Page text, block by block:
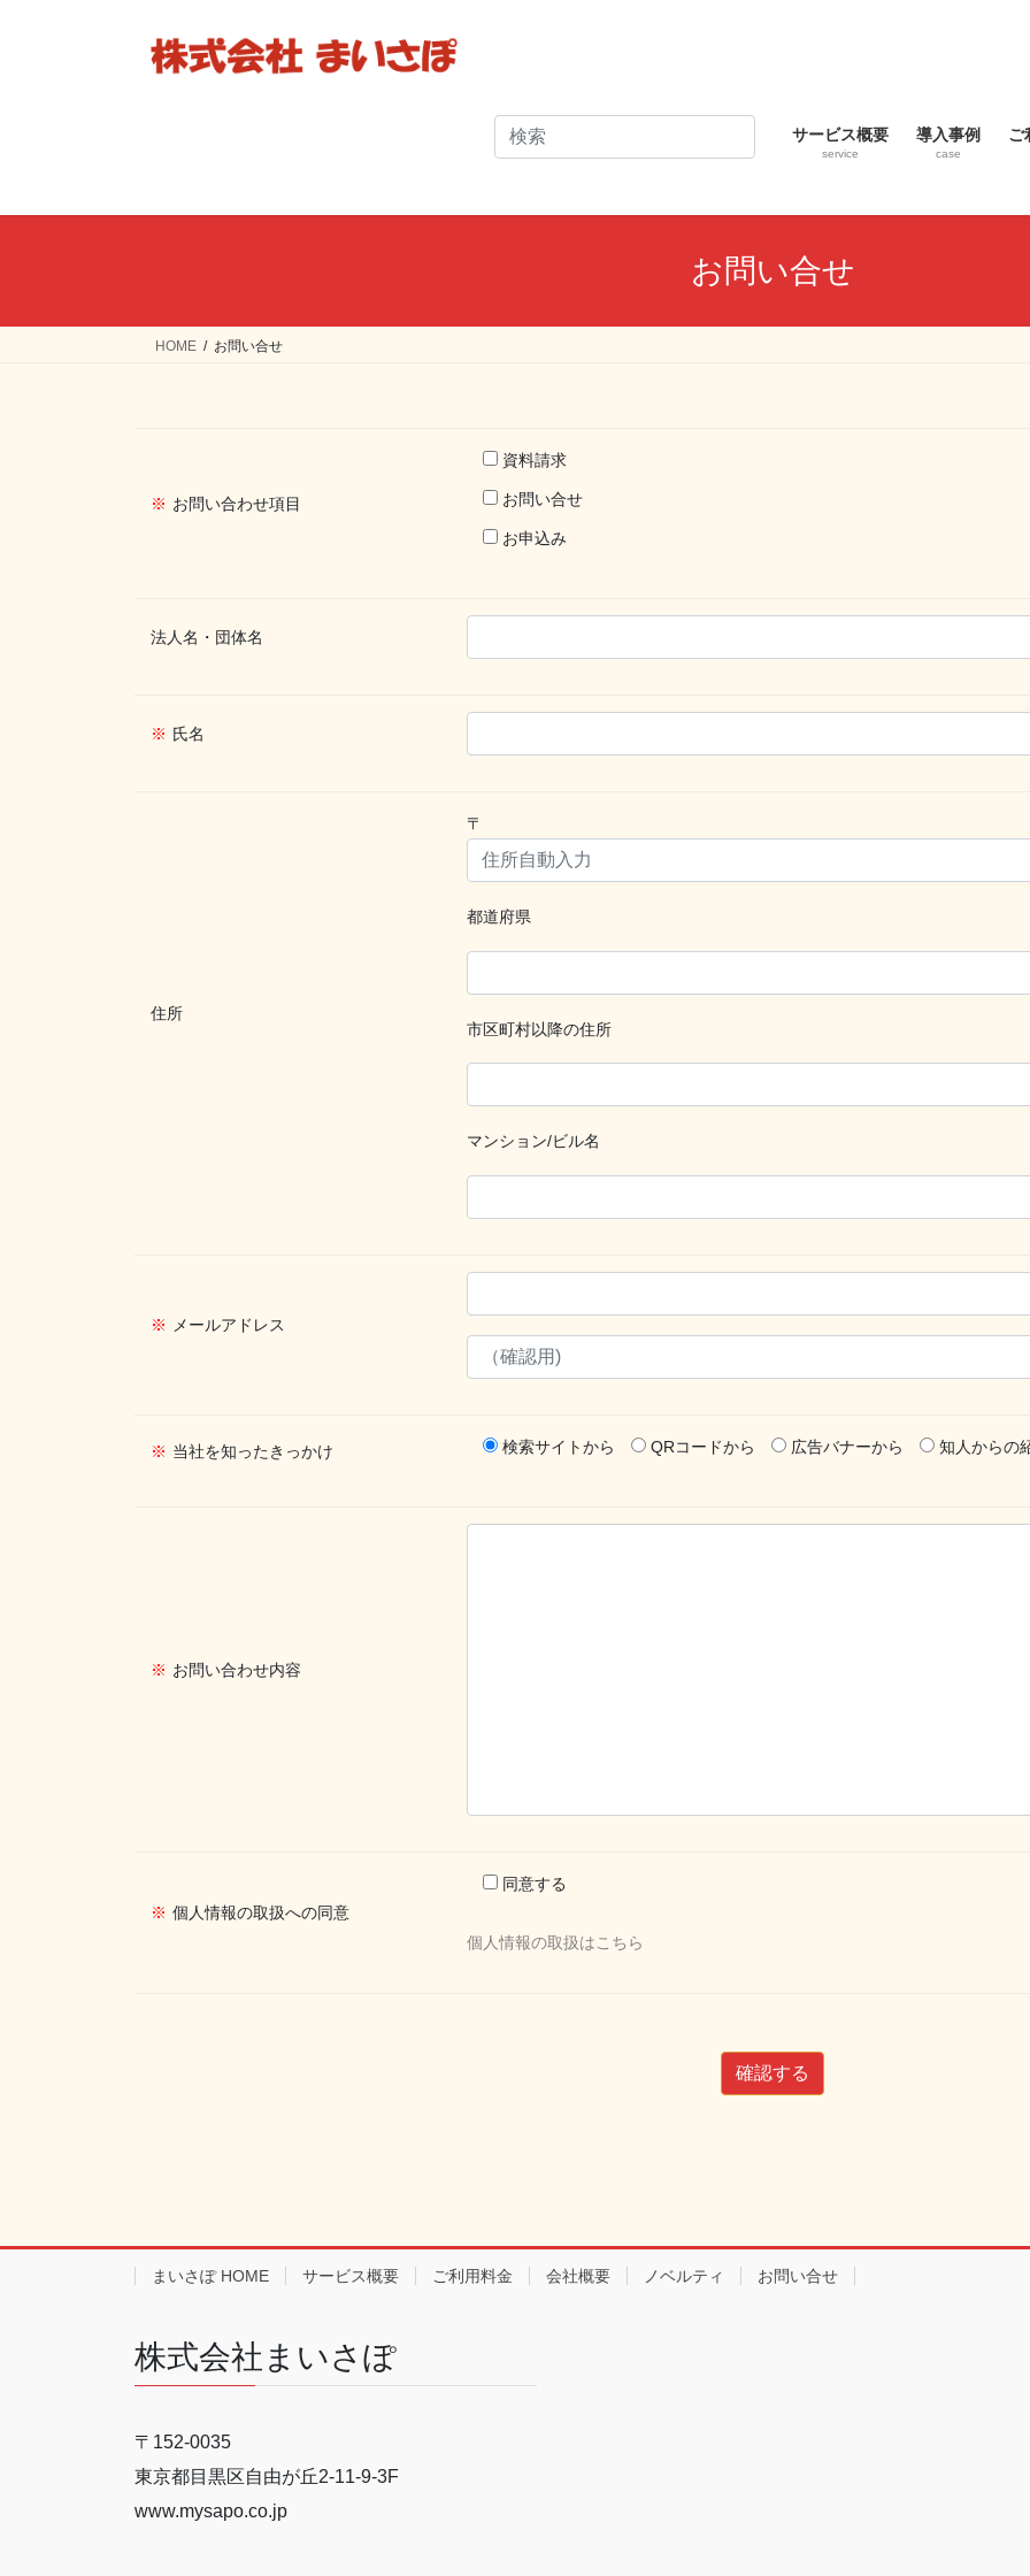
サービス概要
service
導入事例
case
ご
お問い合せ
HOME お問い合せ
※ お問い合わせ項目
資料請求
お問い合せ
お申込み
法人名・団体名
※ 氏名
住所
〒
都道府県
市区町村以降の住所
マンション/ビル名
※ メールアドレス
※ 当社を知ったきっかけ 検索サイトから QRコードから 広告バナーから 知人からの
※ お問い合わせ内容
※ 個人情報の取扱への同意
同意する
個人情報の取扱はこちら
まいさぽ HOME サービス概要 ご利用料金 会社概要 ノベルティ お問い合せ
株式会社まいさぽ
〒152-0035
東京都目黒区自由が丘2-11-9-3F
www.mysapo.co.jp